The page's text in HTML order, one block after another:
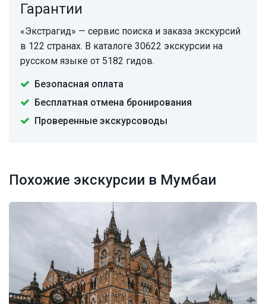
Гарантии
«Экстрагид» — сервис поиска и заказа экскурсий
в 122 странах. В каталоге 30622 экскурсии на
русском языке от 5182 гидов.
Безопасная оплата
Бесплатная отмена бронирования
Проверенные экскурсоводы
Похожие экскурсии в Мумбаи